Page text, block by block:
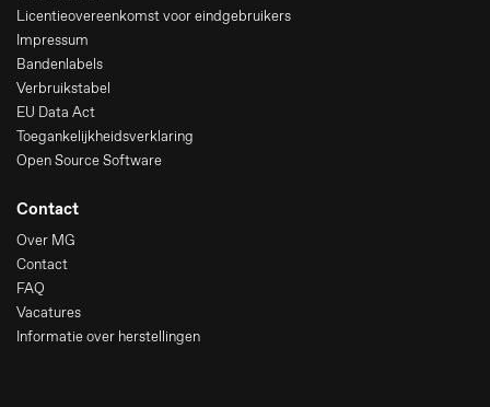
Licentieovereenkomst voor eindgebruikers
Impressum
Bandenlabels
Verbruikstabel
EU Data Act
Toegankelijkheidsverklaring
Open Source Software
Contact
Over MG
Contact
FAQ
Vacatures
Informatie over herstellingen